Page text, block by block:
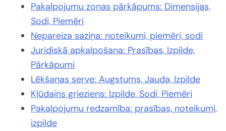
Pakalpojumu zonas pārkāpums: Dimensijas,
Sodi, Piemēri
Nepareiza saziņa: noteikumi, piemēri, sodi
Juridiskā apkalpošana: Prasības, Izpilde,
Pārkāpumi
Lēkšanas serve: Augstums, Jauda, Izpilde
Kļūdains grieziens: Izpilde, Sodi, Piemēri
Pakalpojumu redzamība: prasības, noteikumi,
izpilde